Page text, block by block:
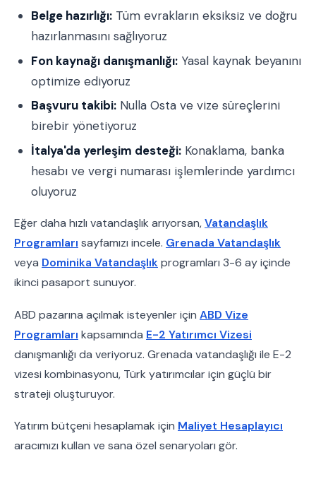
Belge hazırlığı: Tüm evrakların eksiksiz ve doğru
hazırlanmasını sağlıyoruz
Fon kaynağı danışmanlığı: Yasal kaynak beyanını
optimize ediyoruz
Başvuru takibi: Nulla Osta ve vize süreçlerini
birebir yönetiyoruz
İtalya'da yerleşim desteği: Konaklama, banka
hesabı ve vergi numarası işlemlerinde yardımcı
oluyoruz
Eğer daha hızlı vatandaşlık arıyorsan,Vatandaşlık
Programları sayfamızı incele. Grenada Vatandaşlık
veya Dominika Vatandaşlıkprogramları 3-6 ay içinde
ikinci pasaport sunuyor.
ABD pazarına açılmak isteyenler için ABD Vize
Programları kapsamında E-2 Yatırımcı Vizesi
danışmanlığı da veriyoruz. Grenada vatandaşlığı ile E-2
vizesi kombinasyonu, Türk yatırımcılar için güçlü bir
strateji oluşturuyor.
Yatırım bütçeni hesaplamak için Maliyet Hesaplayıcı
aracımızı kullan ve sana özel senaryoları gör.